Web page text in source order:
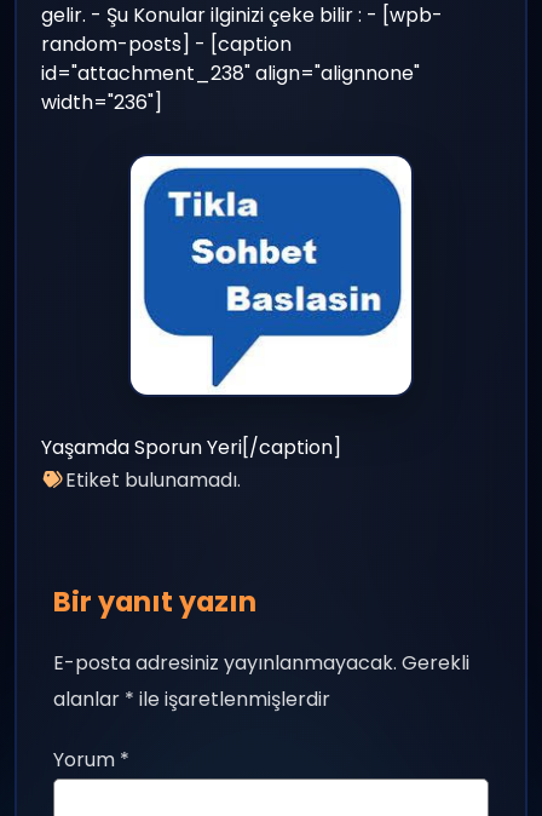
gelir. - Şu Konular ilginizi çeke bilir : - [wpb-
random-posts] - [caption
id="attachment_238" align="alignnone"
width="236"]
Yaşamda Sporun Yeri[/caption]
Etiket bulunamadı.
Bir yanıt yazın
E-posta adresiniz yayınlanmayacak. Gerekli
alanlar * ile işaretlenmişlerdir
Yorum *